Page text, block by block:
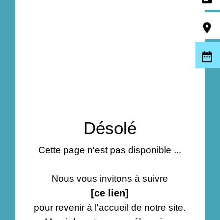
Désolé
Cette page n'est pas disponible ...
Nous vous invitons à suivre
[ce lien]
pour revenir à l'accueil de notre site.
room
date_range